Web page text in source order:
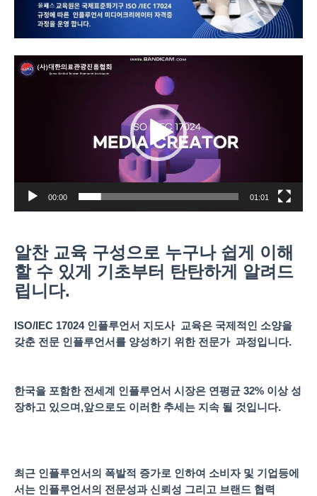
동
영
00:00 01:01
알찬 교육 구성으로 누구나 쉽게 이해
할 수 있게 기초부터 탄탄하게 알려드
립니다.
ISO/IEC 17024 인플루언서 지도사 교육은 국제적인 소양을
갖춘 전문 인플루언서를 양성하기 위한 전문가 과정입니다.
한국을 포함한 전세계 인플루언서 시장은 연평균 32% 이상 성
장하고 있으며 ,앞으로도 이러한 추세는 지속 될 것입니다.
최근 인플루언서의 폭발적 증가로 인하여 소비자 및 기업등에
서는 인플루언서의 전문성과 신뢰성 그리고 브랜드 협력